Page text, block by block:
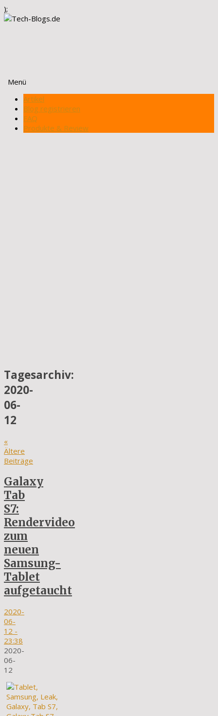
);
Menü
Zum
Inhalt
springen
Artikel
Blog registrieren
FAQ
Produkte & Review
Tagesarchiv:
2020-
06-
12
«
Ältere
Beiträge
Galaxy
Tab
S7:
Rendervideo
zum
neuen
Samsung-
Tablet
aufgetaucht
2020-
06-
12 -
23:38
2020-
06-
12